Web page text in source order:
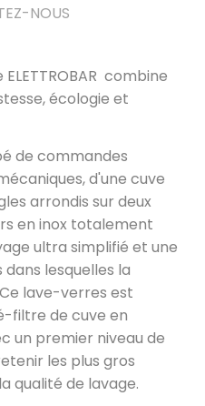
NOUS
combine
écologie et
de commandes
d'une cuve
arrondis sur deux
en inox totalement
ultra simplifié et une
lesquelles la
lave-verres est
filtre de cuve en
un premier niveau de
les plus gros
qualité de lavage.